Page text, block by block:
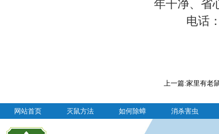
年干净、省
电话：
上一篇:家里有老
网站首页 灭鼠方法 如何除蟑 消杀害虫